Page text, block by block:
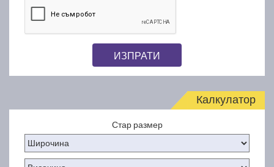
ИЗПРАТИ
Калкулатор
Стар размер